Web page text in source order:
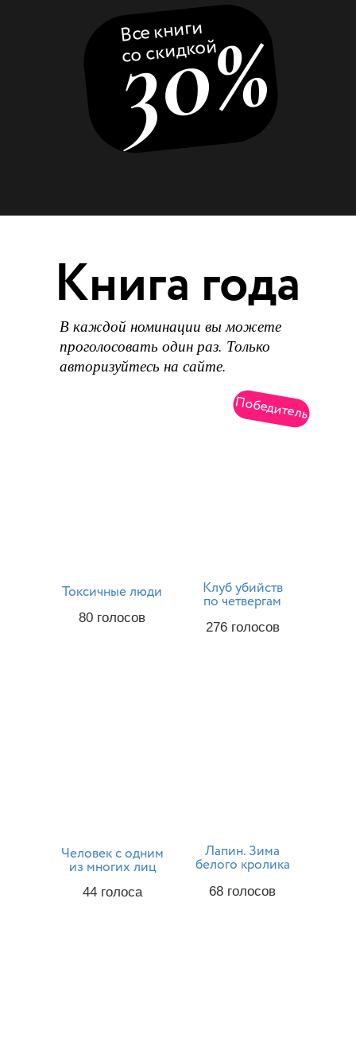
Все книги
со скидкой
30%
Книга года
В каждой номинации вы можете
проголосовать один раз. Только
авторизуйтесь на сайте.
Победитель
80 голосов
Токсичные люди
276 голосов
Клуб убийств
по четвергам
44 голоса
Человек с одним
из многих лиц
68 голосов
Лапин. Зима
белого кролика